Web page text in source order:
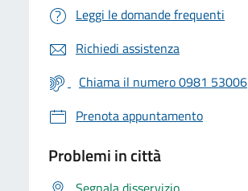
Leggi le domande frequenti
Richiedi assistenza
Chiama il numero 0981 53006
Prenota appuntamento
Problemi in città